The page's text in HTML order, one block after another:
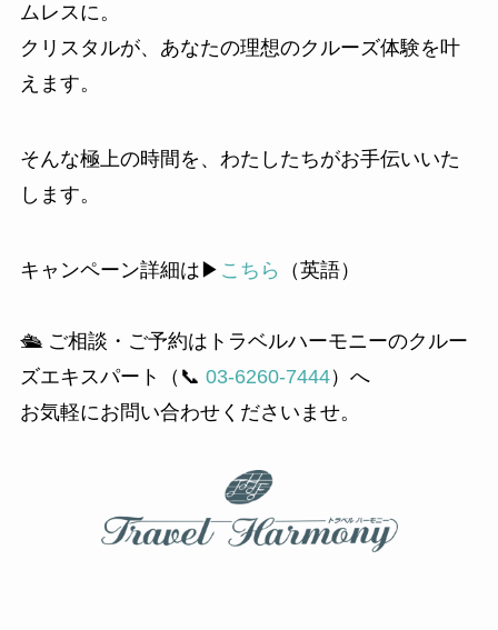
ムレスに。
クリスタルが、あなたの理想のクルーズ体験を叶
えます。
そんな極上の時間を、わたしたちがお手伝いいた
します。
キャンペーン詳細は▶︎ こちら （英語）
🛳 ご相談・ご予約はトラベルハーモニーのクルー
ズエキスパート（📞 03-6260-7444）へ
お気軽にお問い合わせくださいませ。